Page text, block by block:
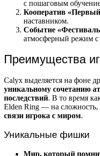
с пошаговым
Кооператив «Первый
наставником.
Событие
атмосферный режим с
Преимущества
Calyx выделяется на фоне
уникальному сочетанию
последствий. В то время
Elden Ring — на сложность,
связи игрока с миром.
Уникальные фишки
Мир, который